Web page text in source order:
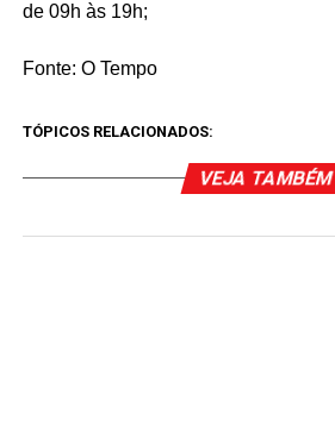
de 09h às 19h;
Fonte: O Tempo
TÓPICOS RELACIONADOS:
VEJA TAMBÉM